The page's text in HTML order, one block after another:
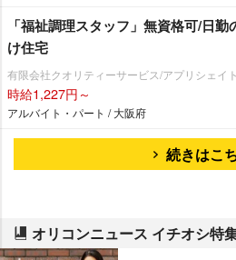
「福祉調理スタッフ」無資格可/日
け住宅
有限会社クオリティーサービス/アプリシェイ
時給1,227円～
アルバイト・パート / 大阪府
続きはこ
オリコンニュース イチオシ特